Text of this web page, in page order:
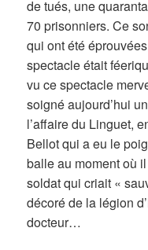
de tués, une
70 prisonniers. Ce
qui ont été
spectacle était
vu ce spectacle
soigné aujourd’hui
l’affaire du Linguet,
Bellot qui a eu le
balle au moment où
soldat qui criait «
décoré de la légion
docteur…